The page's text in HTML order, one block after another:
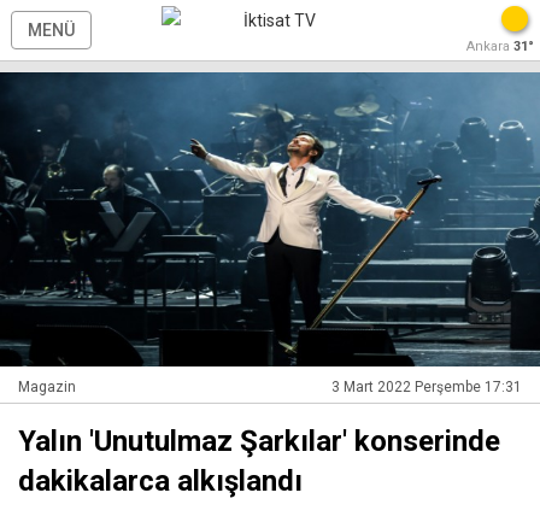
MENÜ
Ankara 31°
Magazin 3 Mart 2022 Perşembe 17:31
Yalın 'Unutulmaz Şarkılar' konserinde
dakikalarca alkışlandı